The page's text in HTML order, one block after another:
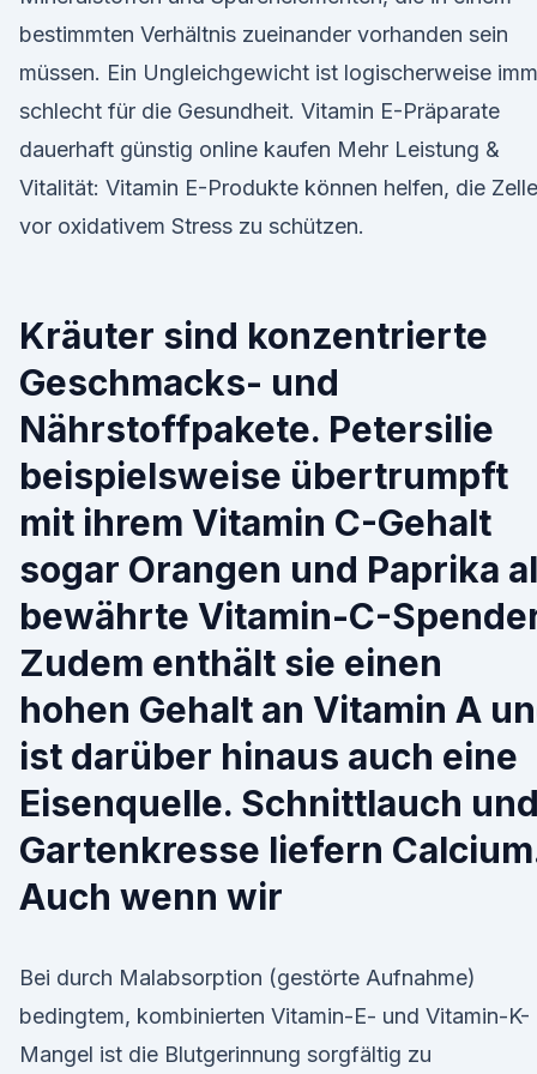
bestimmten Verhältnis zueinander vorhanden sein
müssen. Ein Ungleichgewicht ist logischerweise
schlecht für die Gesundheit. Vitamin E-Präparate
dauerhaft günstig online kaufen Mehr Leistung &
Vitalität: Vitamin E-Produkte können helfen, die
vor oxidativem Stress zu schützen.
Kräuter sind konzentrierte
Geschmacks- und
Nährstoffpakete. Petersilie
beispielsweise übertrumpft
mit ihrem Vitamin C-Gehalt
sogar Orangen und Paprika
bewährte Vitamin-C-
Zudem enthält sie einen
hohen Gehalt an Vitamin A
ist darüber hinaus auch eine
Eisenquelle. Schnittlauch und
Gartenkresse liefern
Auch wenn wir
Bei durch Malabsorption (gestörte Aufnahme)
bedingtem, kombinierten Vitamin-E- und Vitamin-K-
Mangel ist die Blutgerinnung sorgfältig zu